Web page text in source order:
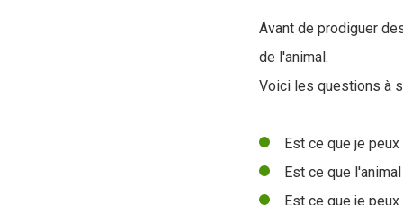
Avant de prodiguer
de l'animal.
Voici les questions à
Est ce que je
Est ce que
Est ce que je